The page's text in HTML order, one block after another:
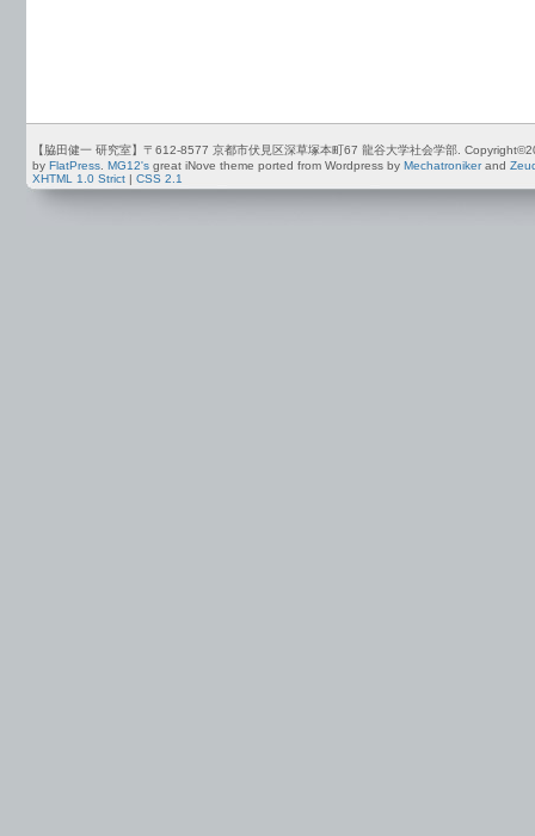
【脇田健一 研究室】〒612-8577 京都市伏見区深草塚本町67 龍谷大学社会学部.
by FlatPress. MG12's great iNove theme ported from Wordpress by Mechatronikerand
XHTML 1.0 Strict
CSS 2.1